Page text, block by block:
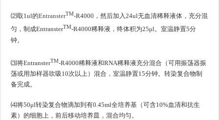
⑵取1ul的EntransterTM-R4000，然后加入24ul无血清稀释液体，充分混
匀，制成EntransterTM-R4000稀释液，终体积为25μl。室温静置5分
钟。
⑶将EntransterTM-R4000稀释液和RNA稀释液充分混合（可用振荡器振
荡或用加样器吹吸10次以上）混合，室温静置15分钟。转染复合物制
备完成。
⑷将50μl转染复合物滴加到有0.45ml全培养基（可含10%血清和抗生
素）的细胞上，前后移动培养皿，混合均匀。